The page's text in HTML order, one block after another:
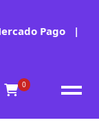
Pago |
0